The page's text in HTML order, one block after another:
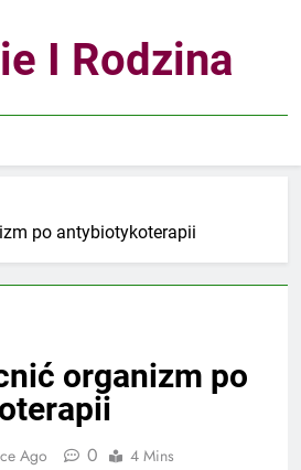
I Rodzina
po antybiotykoterapii
organizm po
Ago 0 4 Mins